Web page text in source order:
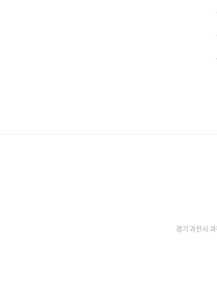
경기 과천시